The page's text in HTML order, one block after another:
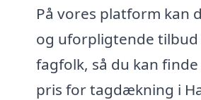
På vores platform kan
og uforpligtende tilbud
fagfolk, så du kan
pris for tagdækning i